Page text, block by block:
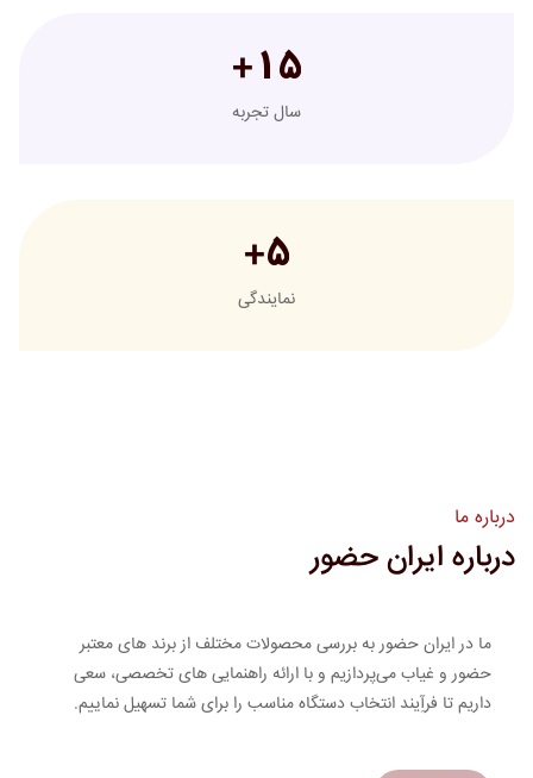
15
+
سال تجربه
5
+
نمایندگی
درباره ما
درباره ایران حضور
ما در ایران حضور به بررسی محصولات مختلف از برند های معتبر
حضور و غیاب می‌پردازیم و با ارائه راهنمایی های تخصصی، سعی
داریم تا فرآِیند انتخاب دستگاه مناسب را برای شما تسهیل نماییم.